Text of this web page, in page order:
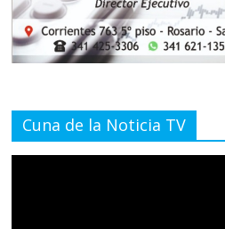
Cuna de la Noticia TV